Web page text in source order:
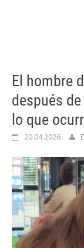
El hombre
después
lo que
20.04.2026